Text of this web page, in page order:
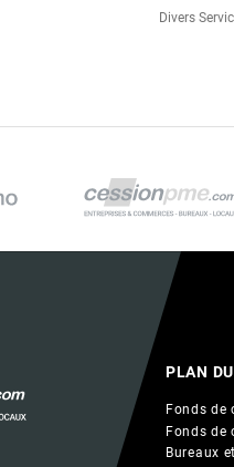
Divers
PLAN
Fonds de
Fonds de
Bureaux